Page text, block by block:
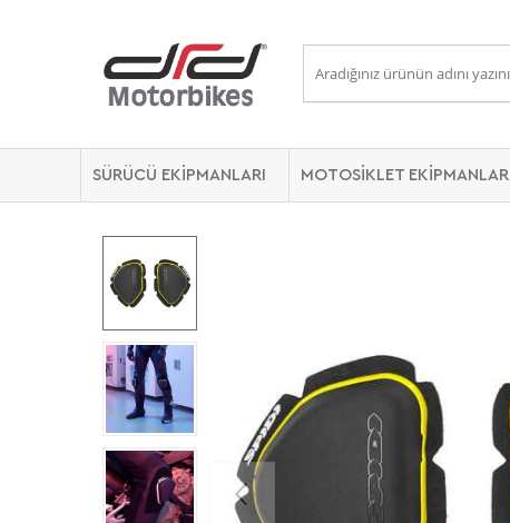
SÜRÜCÜ EKİPMANLARI MOTOSİKLET EKİPMANLARI